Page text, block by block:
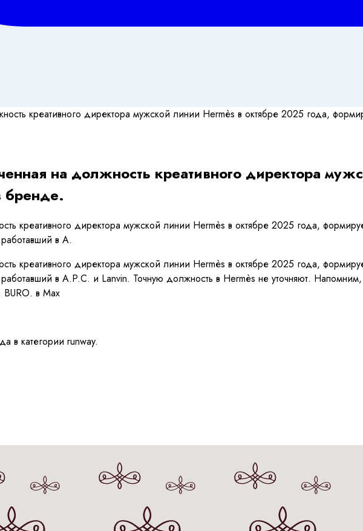
на должность креативного директора
бренде.
креативного директора мужской линии Hermès в октябре 2025 года,
в A.
креативного директора мужской линии Hermès в октябре 2025 года,
в A.P.C. и Lanvin. Точную должность в Hermès не уточняют.
BURO. в Мах
в категории runway.